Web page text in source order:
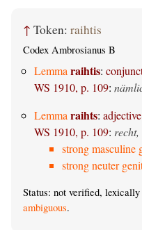
↑ Token: raihtis
Codex Ambrosianus B
Lemmaraihtis:
WS 1910, p. 109:
Lemmaraihts: adjective
WS 1910, p. 109:
strong masculine
strong neuter
Status: not verified,
ambiguous.